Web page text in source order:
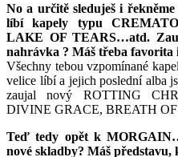
No a určitě sleduješ i
líbí kapely typu
LAKE OF TEARS…atd.
nahrávka ? Máš třeba favorita
Všechny tebou vzpomínané
velice líbí a jejich poslední alba
zaujal nový ROTTING
DIVINE GRACE, BREATH
Teď tedy opět k
nové skladby? Máš